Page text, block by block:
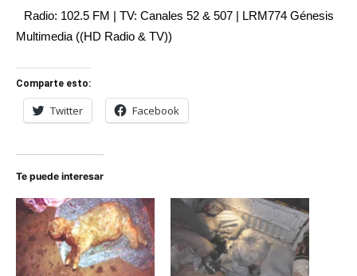
Radio: 102.5 FM | TV: Canales 52 & 507 | LRM774 Génesis
Multimedia ((HD Radio & TV))
Comparte esto:
Twitter Facebook
Te puede interesar